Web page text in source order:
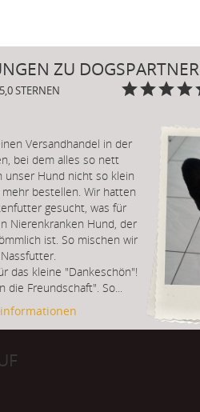
ZU DOGSPARTNER
STERNEN
Versandhandel in der
bei dem alles so nett
unser Hund nicht so klein
bestellen. Wir hatten
gesucht, was für
Nierenkranken Hund, der
ist. So mischen wir
das kleine "Dankeschön"!
die Freundschaft". So...